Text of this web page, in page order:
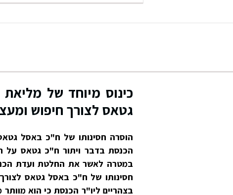
כינוס מיוחד של
גטאס לצורך חיפוש
הוסרה חסינותו של ח"כ באסל
הכנסת בדבר ויתור ח"כ גטאס על
במטרה לאשר את החלטת ועדת
חסינותו של ח"כ באסל גטאס
בצהריים ליו"ר הכנסת כי הוא